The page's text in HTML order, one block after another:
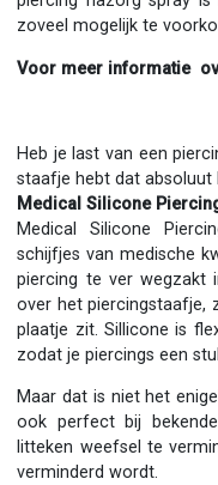
zoveel mogelijk te
Voor meer informatie
Heb je last van een
staafje hebt dat absoluut
Medical Silicone
Medical Silicone
schijfjes van medische
piercing te ver wegzakt
over het piercingstaafje,
plaatje zit. Sillicone is
zodat je piercings een
Maar dat is niet het
ook perfect bij
litteken weefsel te
verminderd wordt.